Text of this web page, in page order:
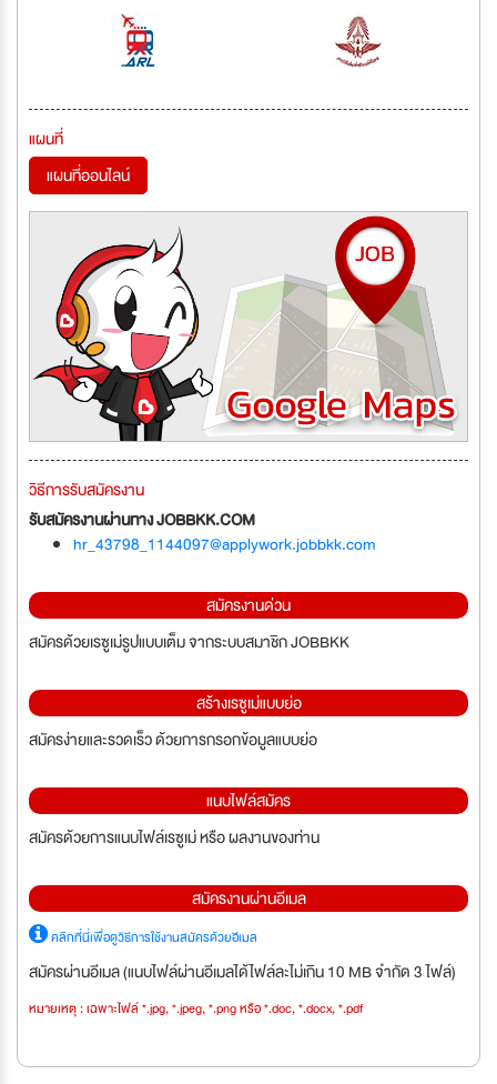
แผนที่
แผนที่ออนไลน์
วิธีการรับสมัครงาน
รับสมัครงานผ่านทาง JOBBKK.COM
hr_43798_1144097@applywork.jobbkk.com
สมัครงานด่วน
สมัครด้วยเรซูเม่รูปแบบเต็ม จากระบบสมาชิก JOBBKK
สร้างเรซูเม่แบบย่อ
สมัครง่ายและรวดเร็ว ด้วยการกรอกข้อมูลแบบย่อ
แนบไฟล์สมัคร
สมัครด้วยการแนบไฟล์เรซูเม่ หรือ ผลงานของท่าน
สมัครงานผ่านอีเมล
คลิกที่นี่เพื่อดูวิธีการใช้งานสมัครด้วยอีเมล
สมัครผ่านอีเมล (แนบไฟล์ผ่านอีเมลได้ไฟล์ละไม่เกิน 10 MB จำกัด 3 ไฟล์)
หมายเหตุ : เฉพาะไฟล์ *.jpg, *.jpeg, *.png หรือ *.doc, *.docx, *.pdf